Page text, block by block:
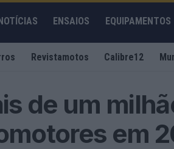
ENSAIOS EQUIPAMENTOS
Revistamotos Calibre12
de um
em